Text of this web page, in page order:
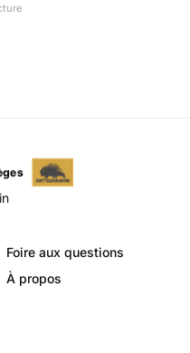
autres bonnes
Foire aux questions
À propos